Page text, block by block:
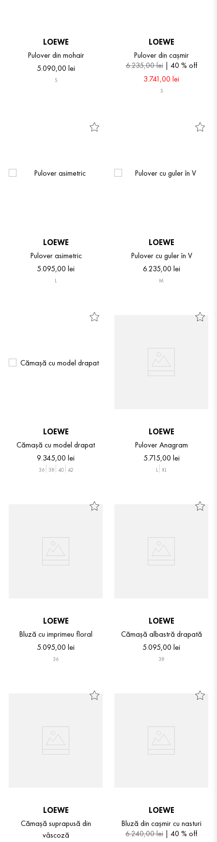
LOEWE
Pulover din mohair
5.090,00 lei
S
LOEWE
Pulover din cașmir
6.235,00lei 40 % off
3.741,00 lei
S
LOEWE
Pulover asimetric
5.095,00 lei
L
LOEWE
Pulover cu guler în V
6.235,00 lei
M
LOEWE
Cămașă cu model drapat
9.345,00 lei
36 38 40 42
LOEWE
Pulover Anagram
5.715,00 lei
L XL
LOEWE
Bluză cu imprimeu floral
5.095,00 lei
36
LOEWE
Cămașă albastră drapată
5.095,00 lei
38
LOEWE
Cămașă suprapusă din
vâscoză
LOEWE
Bluză din cașmir cu nasturi
6.240,00lei 40 % off